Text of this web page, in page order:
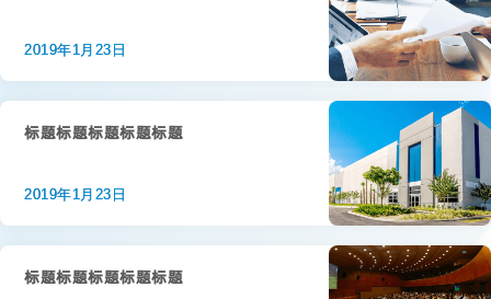
2019年1月23日
标题标题标题标题标题
2019年1月23日
标题标题标题标题标题